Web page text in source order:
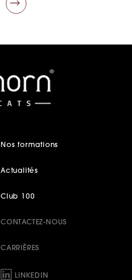
Nos formations
Actualités
Club 100
CONTACTEZ-NOUS
CARRIÈRES
LINKEDIN